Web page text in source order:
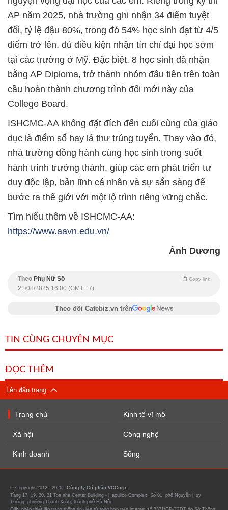
AP năm 2025, nhà trường ghi nhận 34 điểm tuyệt
đối, tỷ lệ đậu 80%, trong đó 54% học sinh đạt từ 4/5
điểm trở lên, đủ điều kiện nhận tín chỉ đại học sớm
tại các trường ở Mỹ. Đặc biệt, 8 học sinh đã nhận
bằng AP Diploma, trở thành nhóm đầu tiên trên toàn
cầu hoàn thành chương trình đổi mới này của
College Board.
ISHCMC-AA không đặt đích đến cuối cùng của giáo
dục là điểm số hay lá thư trúng tuyển. Thay vào đó,
nhà trường đồng hành cùng học sinh trong suốt
hành trình trưởng thành, giúp các em phát triển tư
duy độc lập, bản lĩnh cá nhân và sự sẵn sàng để
bước ra thế giới với một lộ trình riêng vững chắc.
Tìm hiểu thêm về ISHCMC-AA:
https://www.aavn.edu.vn/
Ánh Dương
Theo Phụ Nữ Số Copy link
21/08/2025 16:00 (GMT +7)
Theo dõi Cafebiz.vn trên
TIN CÙNG CHUYÊN MỤC
ĐỌC THÊM
Lên đầu trang
Trang chủ
Xã hội
Kinh doanh
Kinh tế vĩ mô
Công nghệ
Sống
© Copyright 2012 - 2026 - Công ty Cổ phần VCCorp.
Tầng 17, 19, 20, 21 Toà nhà Center Building - Hapulico Complex, Số 01, phố Nguyễn Huy
Tưởng, phường Thanh Xuân, thành phố Hà Nội